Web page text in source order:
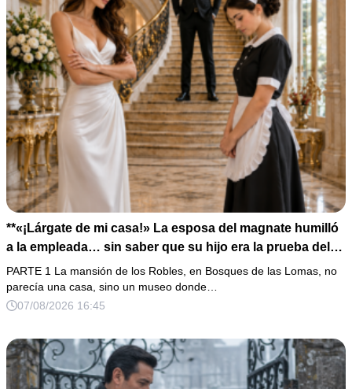
**«¡Lárgate de mi casa!» La esposa del magnate humilló
a la empleada… sin saber que su hijo era la prueba del
secreto que todos habían enterrado*
PARTE 1 La mansión de los Robles, en Bosques de las Lomas, no
parecía una casa, sino un museo donde…
07/08/2026 16:45